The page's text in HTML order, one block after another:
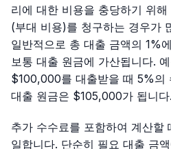
리에 대한 비용을 충당하기 위
(부대 비용)를 청구하는 경우가
일반적으로 총 대출 금액의 1%
보통 대출 원금에 가산됩니다.
$100,000를 대출받을 때 5%의
대출 원금은 $105,000가 됩니다.
추가 수수료를 포함하여 계산할
일합니다. 단순히 필요 대출 금